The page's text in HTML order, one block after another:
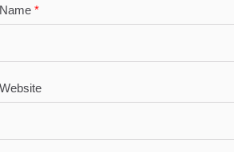
ことを目指すに
を目指すにせよ